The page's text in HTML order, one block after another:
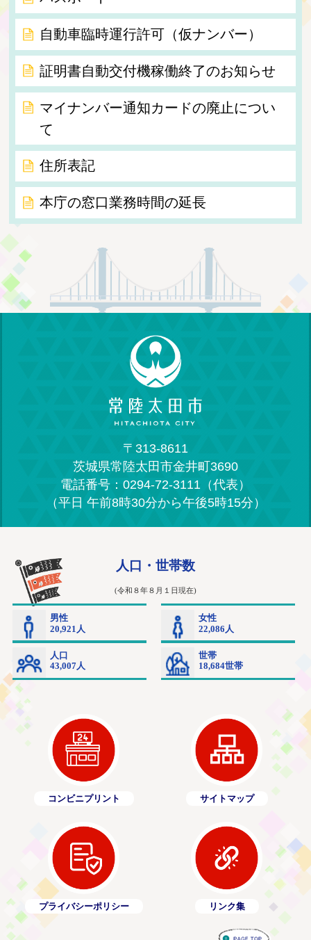
自動車臨時運行許可（仮ナンバー）
証明書自動交付機稼働終了のお知らせ
マイナンバー通知カードの廃止につい
て
住所表記
本庁の窓口業務時間の延長
〒313-8611
茨城県常陸太田市金井町3690
電話番号：0294-72-3111（代表）
（平日 午前8時30分から午後5時15分）
コンビニプリント サイトマップ
プライバシーポリシー リンク集